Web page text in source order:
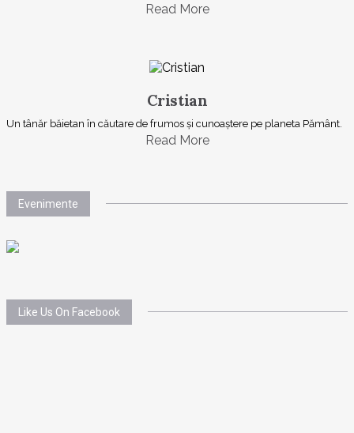
Read More
Cristian
Un tânăr băietan în căutare de frumos și cunoaștere pe planeta Pământ.
Read More
Evenimente
Like Us On Facebook